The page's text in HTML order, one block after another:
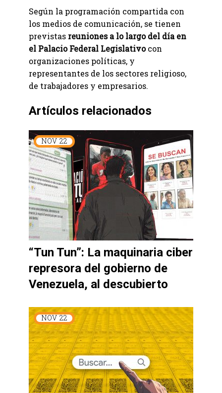
Según la programación compartida con
los medios de comunicación, se tienen
previstas reuniones a lo largo del día en
el Palacio Federal Legislativocon
organizaciones políticas, y
representantes de los sectores religioso,
de trabajadores y empresarios.
Artículos relacionados
NOV 22
“Tun Tun”: La maquinaria ciber
represora del gobierno de
Venezuela, al descubierto
NOV 22